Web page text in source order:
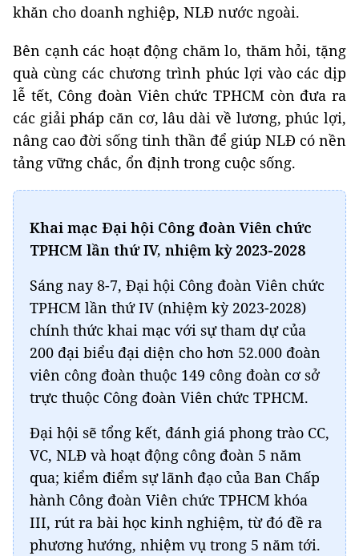
khăn cho doanh nghiệp, NLĐ nước ngoài.
Bên cạnh các hoạt động chăm lo, thăm hỏi, tặng
quà cùng các chương trình phúc lợi vào các dịp
lễ tết, Công đoàn Viên chức TPHCM còn đưa ra
các giải pháp căn cơ, lâu dài về lương, phúc lợi,
nâng cao đời sống tinh thần để giúp NLĐ có nền
tảng vững chắc, ổn định trong cuộc sống.
Khai mạc Đại hội Công đoàn Viên chức
TPHCM lần thứ IV, nhiệm kỳ 2023-2028
Sáng nay 8-7, Đại hội Công đoàn Viên chức
TPHCM lần thứ IV (nhiệm kỳ 2023-2028)
chính thức khai mạc với sự tham dự của
200 đại biểu đại diện cho hơn 52.000 đoàn
viên công đoàn thuộc 149 công đoàn cơ sở
trực thuộc Công đoàn Viên chức TPHCM.
Đại hội sẽ tổng kết, đánh giá phong trào CC,
VC, NLĐ và hoạt động công đoàn 5 năm
qua; kiểm điểm sự lãnh đạo của Ban Chấp
hành Công đoàn Viên chức TPHCM khóa
III, rút ra bài học kinh nghiệm, từ đó đề ra
phương hướng, nhiệm vụ trong 5 năm tới.